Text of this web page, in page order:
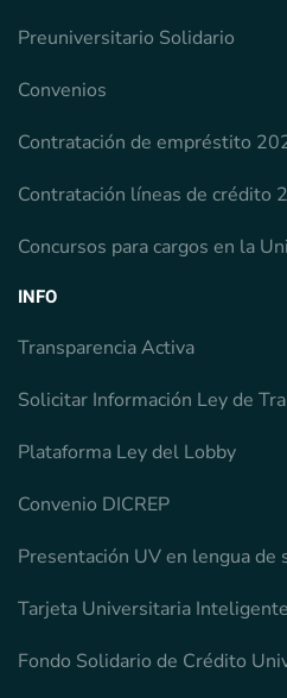
Preuniversitario Solidario
Convenios
Contratación de empréstito
Contratación líneas de crédito
Concursos para cargos en la
INFO
Transparencia Activa
Solicitar Información Ley de
Plataforma Ley del Lobby
Convenio DICREP
Presentación UV en lengua de
Tarjeta Universitaria
Fondo Solidario de Crédito